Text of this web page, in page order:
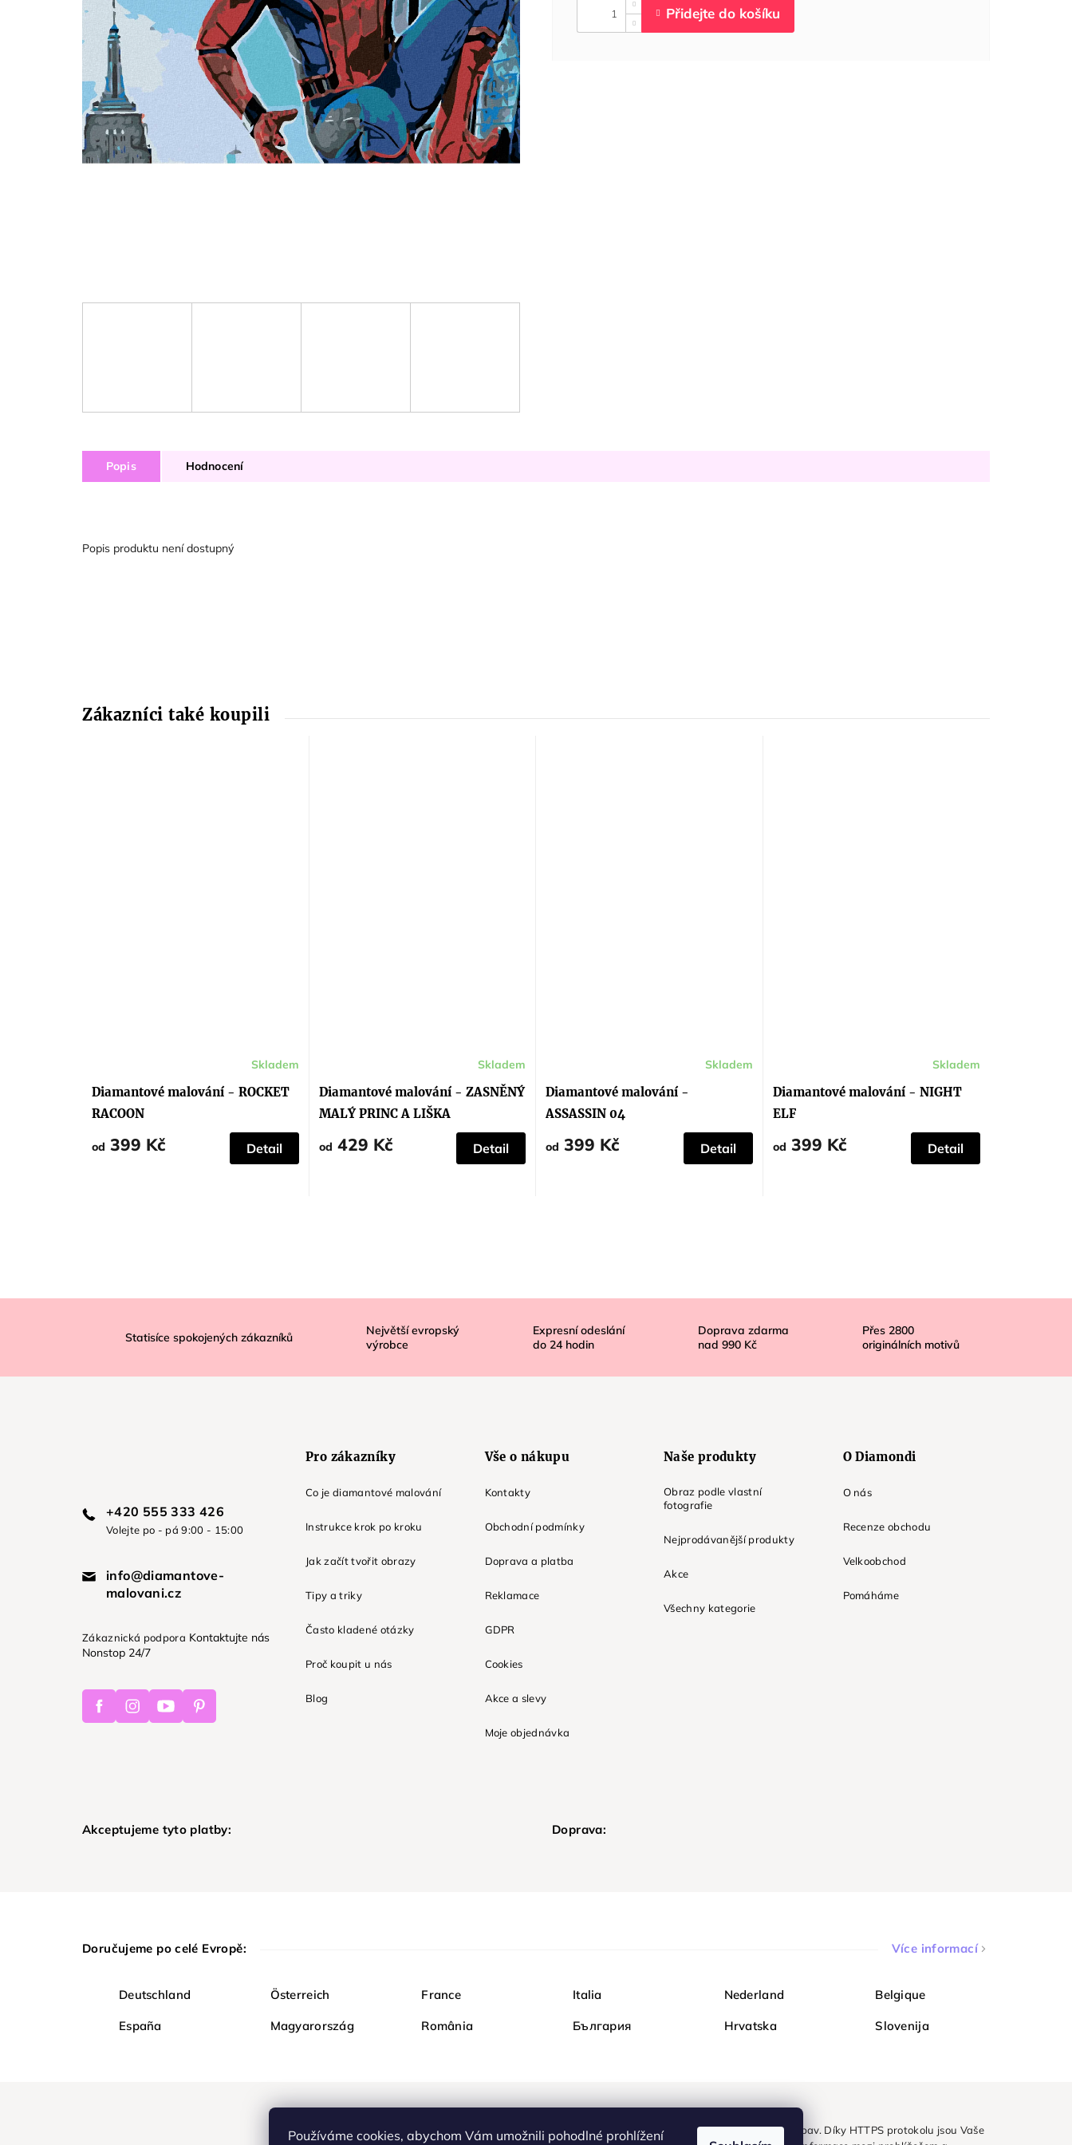
Používáme cookies, abychom Vám umožnili pohodlné prohlížení
Popis Hodnocení
Popis produktu není dostupný
Diamantové malování - ROCKET
RACOON
produktu
je
5,0
z
hvězdiček.
Skladem
od 399 Kč Detail
Diamantové malování - ZASNĚNÝ
MALÝ PRINC A LIŠKA
Skladem
od 429 Kč Detail
Diamantové malování -
ASSASSIN 04
Skladem
od 399 Kč Detail
Diamantové malování - NIGHT
ELF
Skladem
od 399 Kč Detail
a
Statisíce spokojených zákazníků
Největší evropský
výrobce
Expresní odeslání
do 24hodin
Doprava zdarma
nad 990 Kč
Přes 2800
originálních motivů
+420 555 333 426
Volejte po - pá 9:00 - 15:00
info@diamantove-
malovani.cz
Zákaznická podpora Kontaktujte nás
Nonstop 24/7
FacebookInstagramYoutubePinterest
Pro zákazníky
Co je diamantové malování
Instrukce krok po kroku
Jak začít tvořit obrazy
Tipy a triky
Často kladené otázky
Proč koupit u nás
Blog
Vše o nákupu
Kontakty
Obchodní podmínky
Doprava a platba
Reklamace
GDPR
Cookies
Akce a slevy
Moje objednávka
Naše produkty
Obraz podle vlastní
fotografie
Nejprodávanější produkty
Akce
Všechny kategorie
O Diamondi
O nás
Recenze obchodu
Velkoobchod
Pomáháme
Akceptujeme tyto platby: Doprava:
Doručujeme po celé Evropě: Více informací
Deutschland Österreich France Italia Nederland Belgique
España Magyarország România България Hrvatska Slovenija
Nakupujte na Diamondi bezpečně a bez obav. Díky HTTPS protokolu jsou Vaše